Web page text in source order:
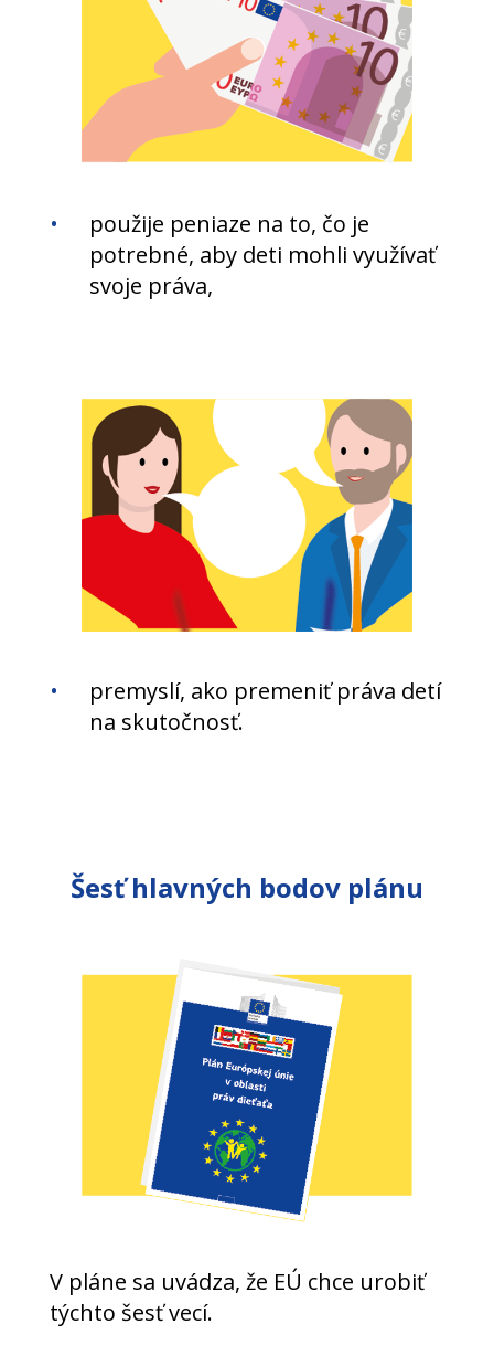
použije peniaze na to, čo je
potrebné, aby deti mohli využívať
svoje práva,
premyslí, ako premeniť práva detí
na skutočnosť.
Šesť hlavných bodov plánu
V pláne sa uvádza, že EÚ chce urobiť
týchto šesť vecí.